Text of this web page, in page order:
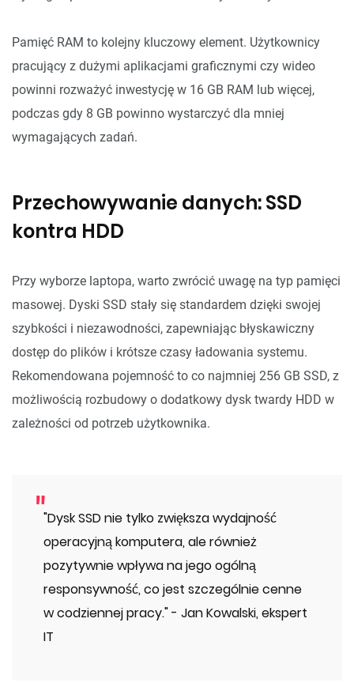
Pamięć RAM to kolejny kluczowy element. Użytkownicy
pracujący z dużymi aplikacjami graficznymi czy wideo
powinni rozważyć inwestycję w 16 GB RAM lub więcej,
podczas gdy 8 GB powinno wystarczyć dla mniej
wymagających zadań.
Przechowywanie danych: SSD
kontra HDD
Przy wyborze laptopa, warto zwrócić uwagę na typ pamięci
masowej. Dyski SSD stały się standardem dzięki swojej
szybkości i niezawodności, zapewniając błyskawiczny
dostęp do plików i krótsze czasy ładowania systemu.
Rekomendowana pojemność to co najmniej 256 GB SSD, z
możliwością rozbudowy o dodatkowy dysk twardy HDD w
zależności od potrzeb użytkownika.
"Dysk SSD nie tylko zwiększa wydajność
operacyjną komputera, ale również
pozytywnie wpływa na jego ogólną
responsywność, co jest szczególnie cenne
w codziennej pracy." - Jan Kowalski, ekspert
IT